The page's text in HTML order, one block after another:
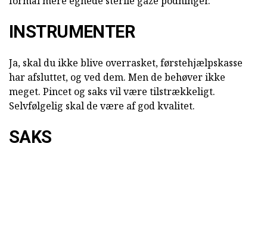
INSTRUMENTER
Ja, skal du ikke blive overrasket, førstehjælpskasse
har afsluttet, og ved dem. Men de behøver ikke
meget. Pincet og saks vil være tilstrækkeligt.
Selvfølgelig skal de være af god kvalitet.
SAKS